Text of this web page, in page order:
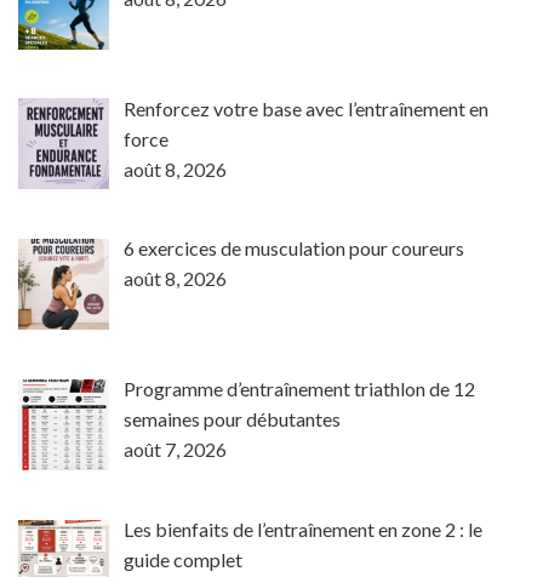
Renforcez votre base avec l’entraînement en
force
août 8, 2026
6 exercices de musculation pour coureurs
août 8, 2026
Programme d’entraînement triathlon de 12
semaines pour débutantes
août 7, 2026
Les bienfaits de l’entraînement en zone 2 : le
guide complet